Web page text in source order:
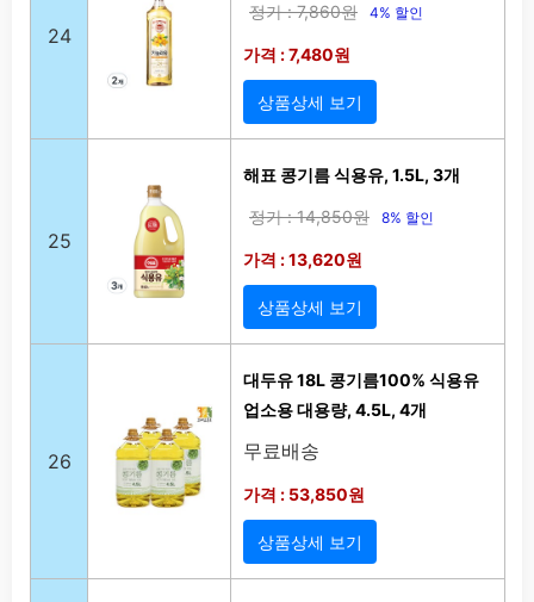
24
정가 : 7,860원 4% 할인
가격 : 7,480원
상품상세 보기
25
해표 콩기름 식용유, 1.5L, 3개
정가 : 14,850원 8% 할인
가격 : 13,620원
상품상세 보기
26
대두유 18L 콩기름100% 식용유
업소용 대용량, 4.5L, 4개
무료배송
가격 : 53,850원
상품상세 보기